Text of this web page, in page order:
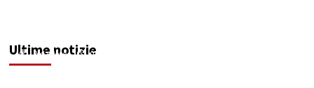
Ultime notizie
Redazione 07/08/2026